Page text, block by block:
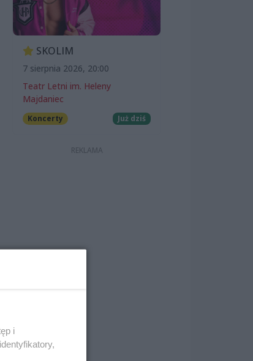
SKOLIM
7 sierpnia 2026, 20:00
Teatr Letni im. Heleny
Majdaniec
Koncerty Już dziś
i